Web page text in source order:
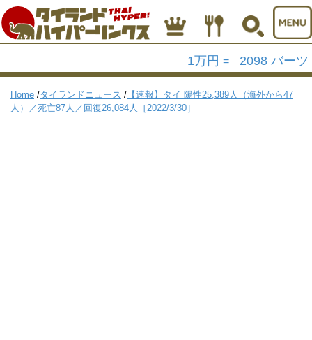
1万円 = 2098 バーツ
Home /タイランドニュース / 【速報】タイ 陽性25,389人（海外から47
人）／死亡87人／回復26,084人［2022/3/30］